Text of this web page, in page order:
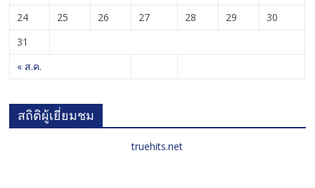
« ส.ค.
24
25 26 27 28 29
30
31
สถิติผู้เยี่ยมชม
truehits.net